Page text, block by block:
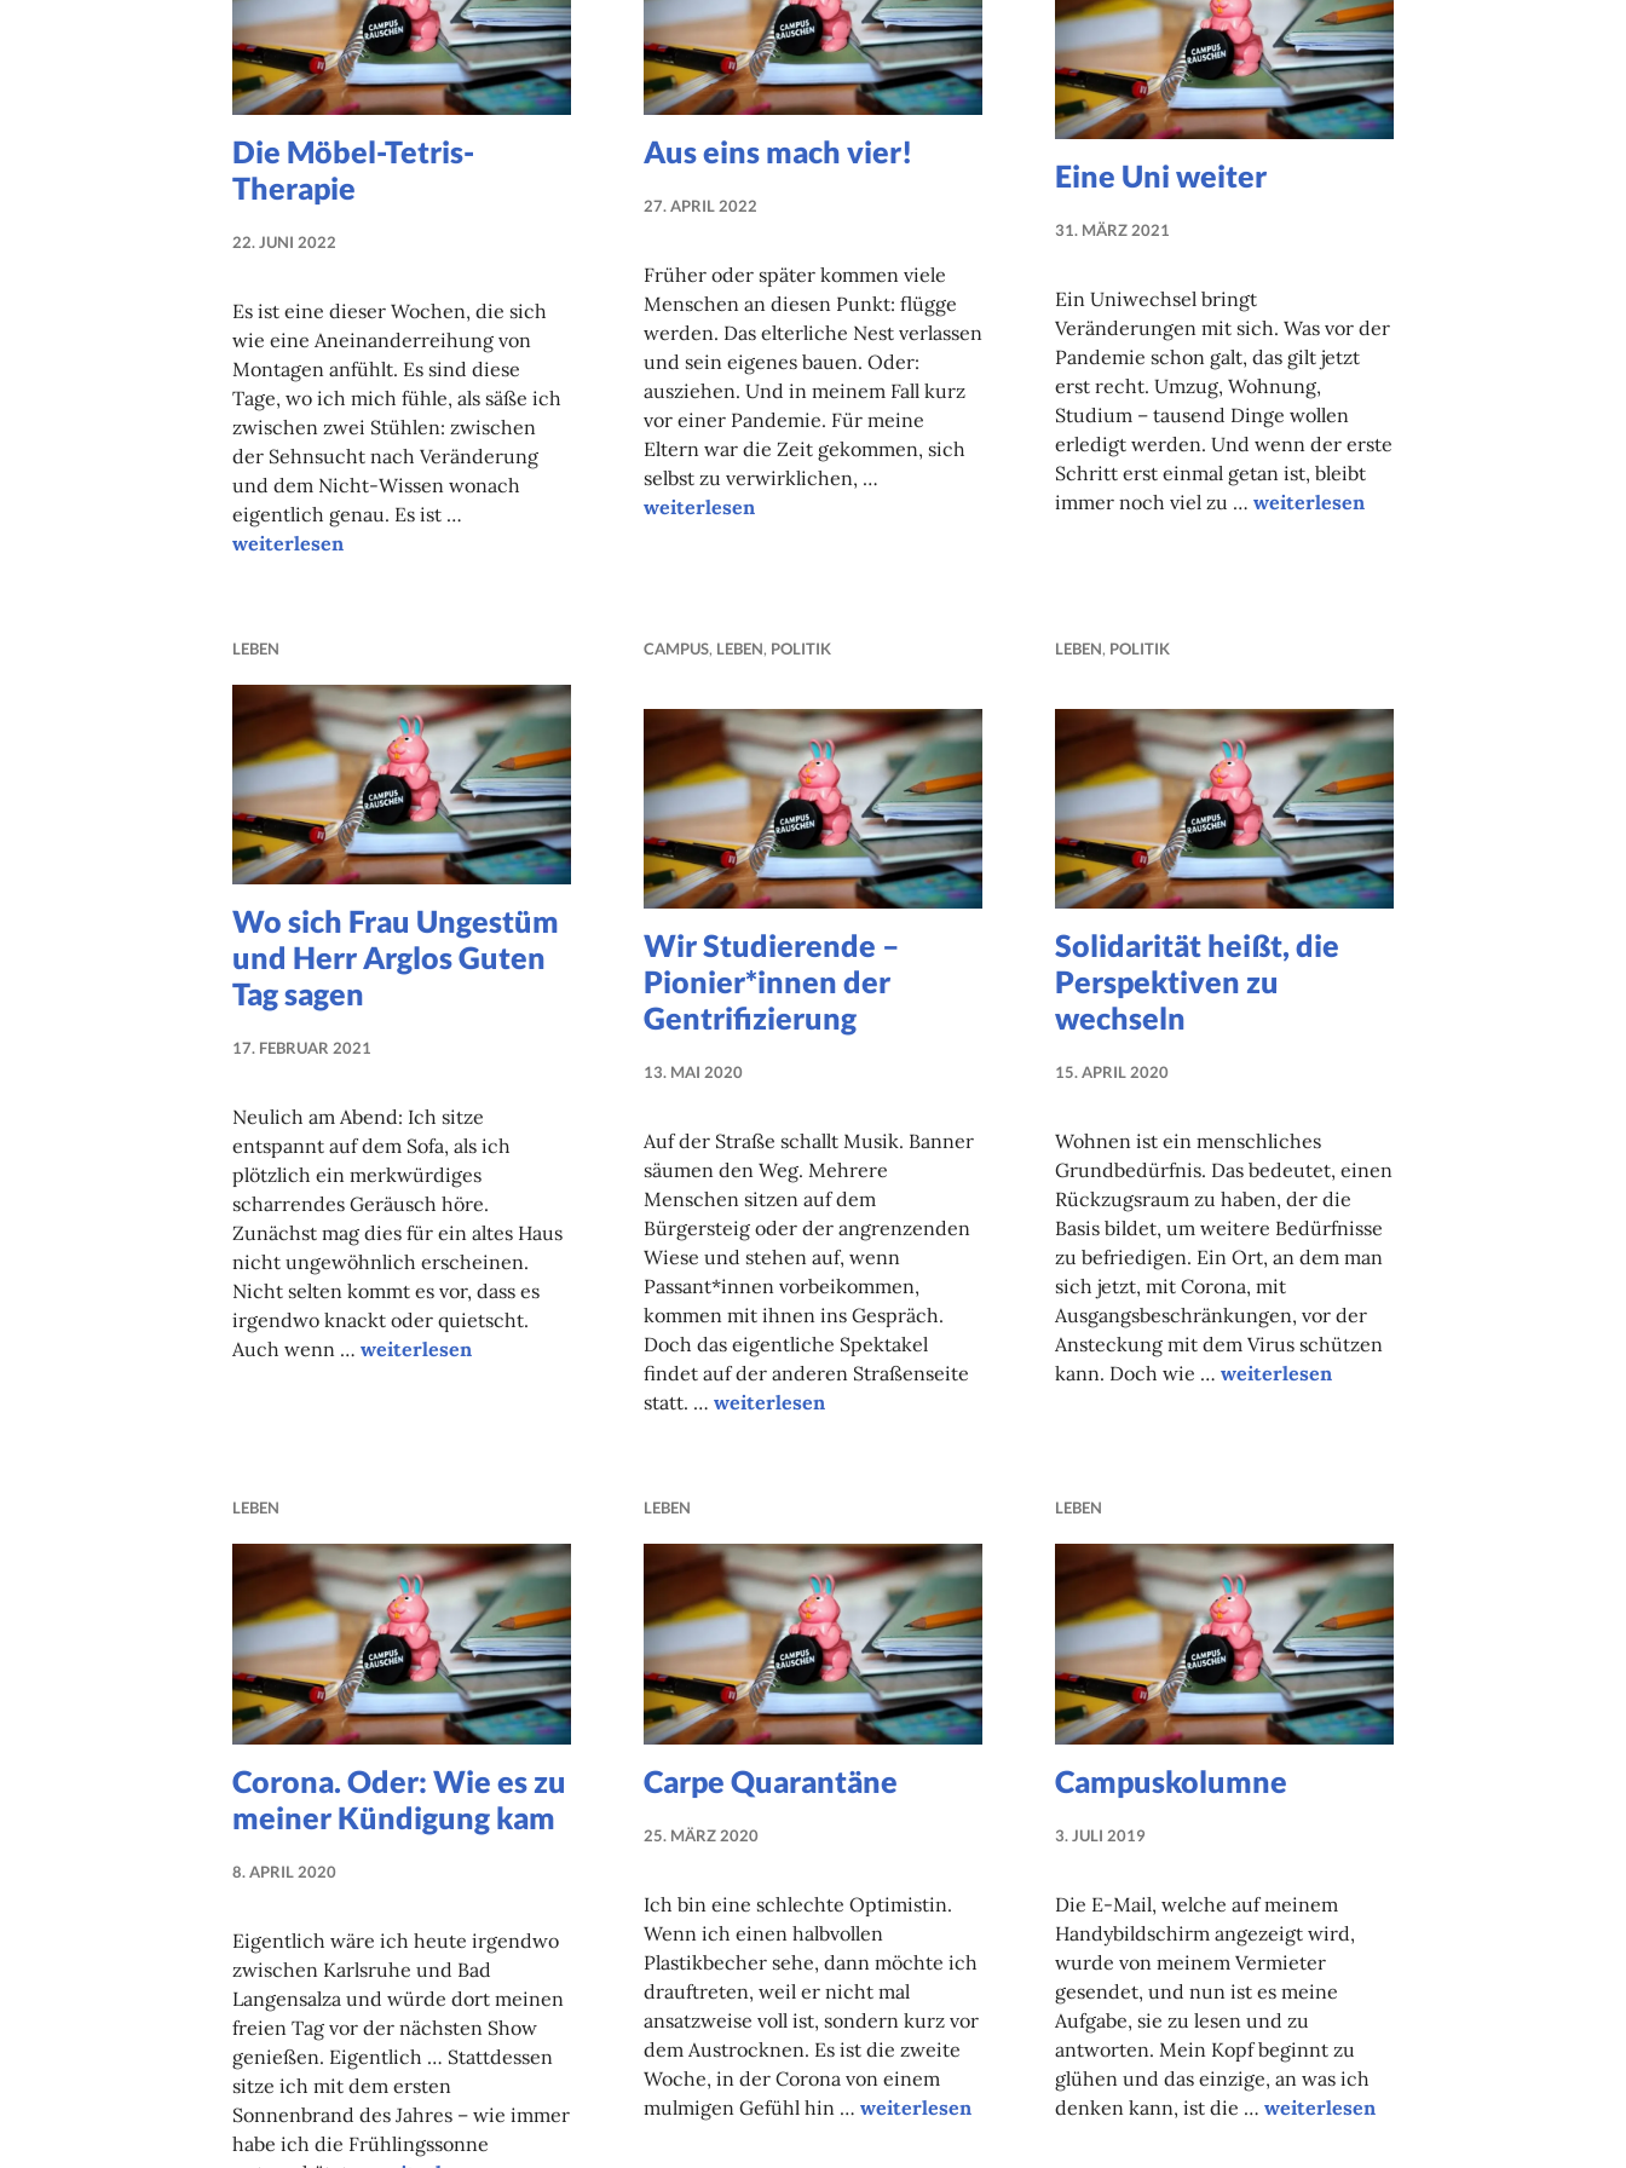
Die Möbel-Tetris-
Therapie
22. JUNI 2022
Es ist eine dieser Wochen, die sich
wie eine Aneinanderreihung von
Montagen anfühlt. Es sind diese
Tage, wo ich mich fühle, als säße ich
zwischen zwei Stühlen: zwischen
der Sehnsucht nach Veränderung
und dem Nicht-Wissen wonach
eigentlich genau. Es ist …
Die Möbel-Tetris-Therapie
weiterlesen
Aus eins mach vier!
27. APRIL 2022
Früher oder später kommen viele
Menschen an diesen Punkt: flügge
werden. Das elterliche Nest verlassen
und sein eigenes bauen. Oder:
ausziehen. Und in meinem Fall kurz
vor einer Pandemie. Für meine
Eltern war die Zeit gekommen, sich
selbst zu verwirklichen, …
Aus eins mach vier!
weiterlesen
Eine Uni weiter
31. MÄRZ 2021
Ein Uniwechsel bringt
Veränderungen mit sich. Was vor der
Pandemie schon galt, das gilt jetzt
erst recht. Umzug, Wohnung,
Studium – tausend Dinge wollen
erledigt werden. Und wenn der erste
Schritt erst einmal getan ist, bleibt
immer noch viel zu … Eine Uni weiter
weiterlesen
LEBEN
Wo sich Frau Ungestüm
und Herr Arglos Guten
Tag sagen
17. FEBRUAR 2021
Neulich am Abend: Ich sitze
entspannt auf dem Sofa, als ich
plötzlich ein merkwürdiges
scharrendes Geräusch höre.
Zunächst mag dies für ein altes Haus
nicht ungewöhnlich erscheinen.
Nicht selten kommt es vor, dass es
irgendwo knackt oder quietscht.
Auch wenn … Wo sich Frau Ungestüm und Herr Arglos Guten Tag sagen
weiterlesen
CAMPUS, LEBEN, POLITIK
Wir Studierende –
Pionier*innen der
Gentrifizierung
13. MAI 2020
Auf der Straße schallt Musik. Banner
säumen den Weg. Mehrere
Menschen sitzen auf dem
Bürgersteig oder der angrenzenden
Wiese und stehen auf, wenn
Passant*innen vorbeikommen,
kommen mit ihnen ins Gespräch.
Doch das eigentliche Spektakel
findet auf der anderen Straßenseite
statt. … Wir Studierende – Pionier*innen der Gentrifizierung
weiterlesen
LEBEN, POLITIK
Solidarität heißt, die
Perspektiven zu
wechseln
15. APRIL 2020
Wohnen ist ein menschliches
Grundbedürfnis. Das bedeutet, einen
Rückzugsraum zu haben, der die
Basis bildet, um weitere Bedürfnisse
zu befriedigen. Ein Ort, an dem man
sich jetzt, mit Corona, mit
Ausgangsbeschränkungen, vor der
Ansteckung mit dem Virus schützen
kann. Doch wie … Solidarität heißt, die Perspektiven zu
weiterlesen
LEBEN
Corona. Oder: Wie es zu
meiner Kündigung kam
8. APRIL 2020
Eigentlich wäre ich heute irgendwo
zwischen Karlsruhe und Bad
Langensalza und würde dort meinen
freien Tag vor der nächsten Show
genießen. Eigentlich … Stattdessen
sitze ich mit dem ersten
Sonnenbrand des Jahres – wie immer
habe ich die Frühlingssonne
LEBEN
Carpe Quarantäne
25. MÄRZ 2020
Ich bin eine schlechte Optimistin.
Wenn ich einen halbvollen
Plastikbecher sehe, dann möchte ich
drauftreten, weil er nicht mal
ansatzweise voll ist, sondern kurz vor
dem Austrocknen. Es ist die zweite
Woche, in der Corona von einem
mulmigen Gefühl hin … Carpe Quarantäne
weiterlesen
LEBEN
Campuskolumne
3. JULI 2019
Die E-Mail, welche auf meinem
Handybildschirm angezeigt wird,
wurde von meinem Vermieter
gesendet, und nun ist es meine
Aufgabe, sie zu lesen und zu
antworten. Mein Kopf beginnt zu
glühen und das einzige, an was ich
denken kann, ist die … Campuskolumne
weiterlesen